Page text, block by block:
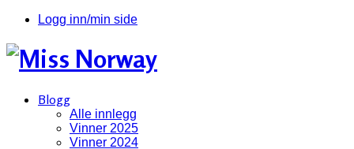
Logg inn/min side
Blogg
Alle innlegg
Vinner 2025
Vinner 2024